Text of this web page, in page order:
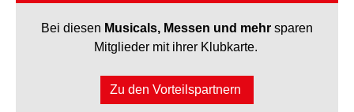
Bei diesen Musicals, Messen und mehr sparen
Mitglieder mit ihrer Klubkarte.
Zu den Vorteilspartnern